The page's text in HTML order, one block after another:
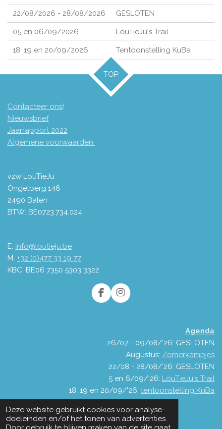
Deze website gebruikt cookies voor analyse-
doeleinden en/of het tonen van advertenties.
22/08/2026 - 28/08/2026 GESLOTEN
05 en 06/09/2026 LouTieJu's Trail
18, 19 en 20/09/2026 Tentoonstelling KuBa
TOP
Contacteer ons!
Nieuwsbrief
Jaarrapport 2022
Algemene voorwaarden
vzw LouTieJu
Ongelberg 146
2490 Balen
BTW: BE0723.734.024
E: info@loutieju.be
M: +32 (0)477 33 19 77
KBC: BE06 7350 5303 3322
F
a
I
n
g
m
Agenda
26/07 - 09/08/'26: GESLOTEN
Augustus: Zomerkampjes
22/08 - 28/08/'26: GESLOTEN
5 en 6/09/'26: LouTieJu's Trail
18, 19 en 20/09/'26: tentoonstelling KuBa
© 2021 - 2026 LouTieJu
Powered by JouwWeb